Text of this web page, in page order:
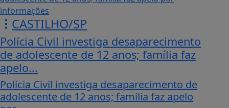
CASTILHO/SP
Polícia Civil investiga desaparecimento
de adolescente de 12 anos; família faz
apelo...
Polícia Civil investiga desaparecimento de
adolescente de 12 anos; família faz apelo